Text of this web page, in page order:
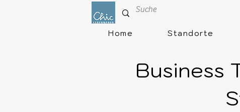
Home Standorte
Business